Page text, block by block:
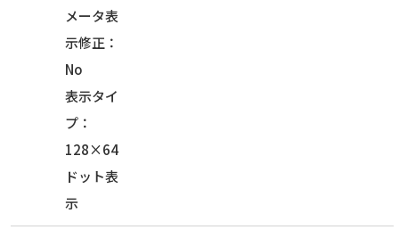
メータ表
示修正：
No
表示タイ
プ：
128×64
ドット表
示